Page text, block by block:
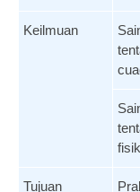
Keilmuan
Tujuan